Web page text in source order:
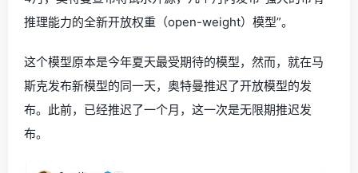
推理能力的全新开放权重（open-weight）模型”。
这个模型原本是今年夏天最受期待的模型，然而，就在马
斯克发布新模型的同一天，奥特曼推迟了开放模型的发
布。此前，已经推迟了一个月，这一次是无限期推迟发
布。